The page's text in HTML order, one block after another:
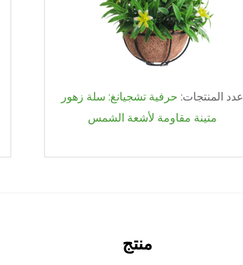
عدد المنتجات: حرفية تشجيانغ: سلة زهور
متينة مقاومة لأشعة الشمس
منتج